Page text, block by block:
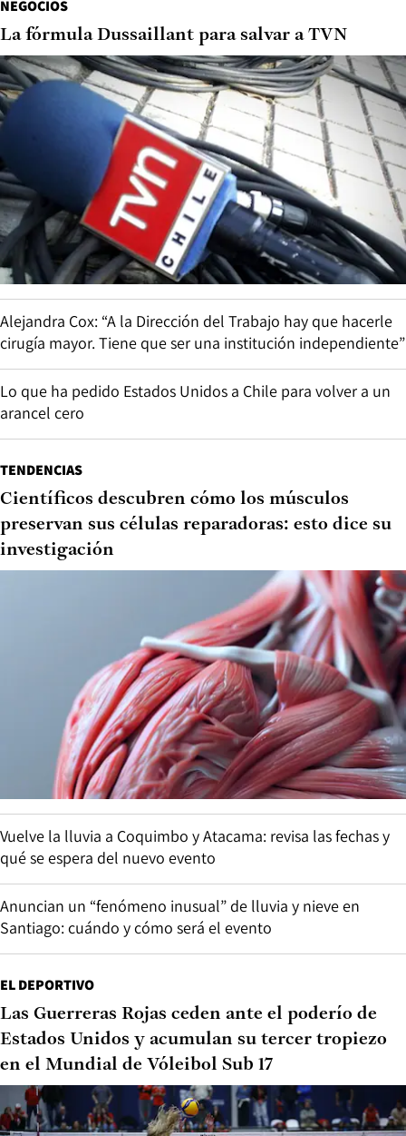
NEGOCIOS
La fórmula Dussaillant para salvar a TVN
Alejandra Cox: “A la Dirección del Trabajo hay que hacerle
cirugía mayor. Tiene que ser una institución independiente”
Lo que ha pedido Estados Unidos a Chile para volver a un
arancel cero
TENDENCIAS
Científicos descubren cómo los músculos
preservan sus células reparadoras: esto dice su
investigación
Vuelve la lluvia a Coquimbo y Atacama: revisa las fechas y
qué se espera del nuevo evento
Anuncian un “fenómeno inusual” de lluvia y nieve en
Santiago: cuándo y cómo será el evento
EL DEPORTIVO
Las Guerreras Rojas ceden ante el poderío de
Estados Unidos y acumulan su tercer tropiezo
en el Mundial de Vóleibol Sub 17